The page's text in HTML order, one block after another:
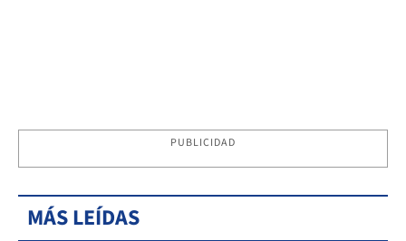
PUBLICIDAD
MÁS LEÍDAS